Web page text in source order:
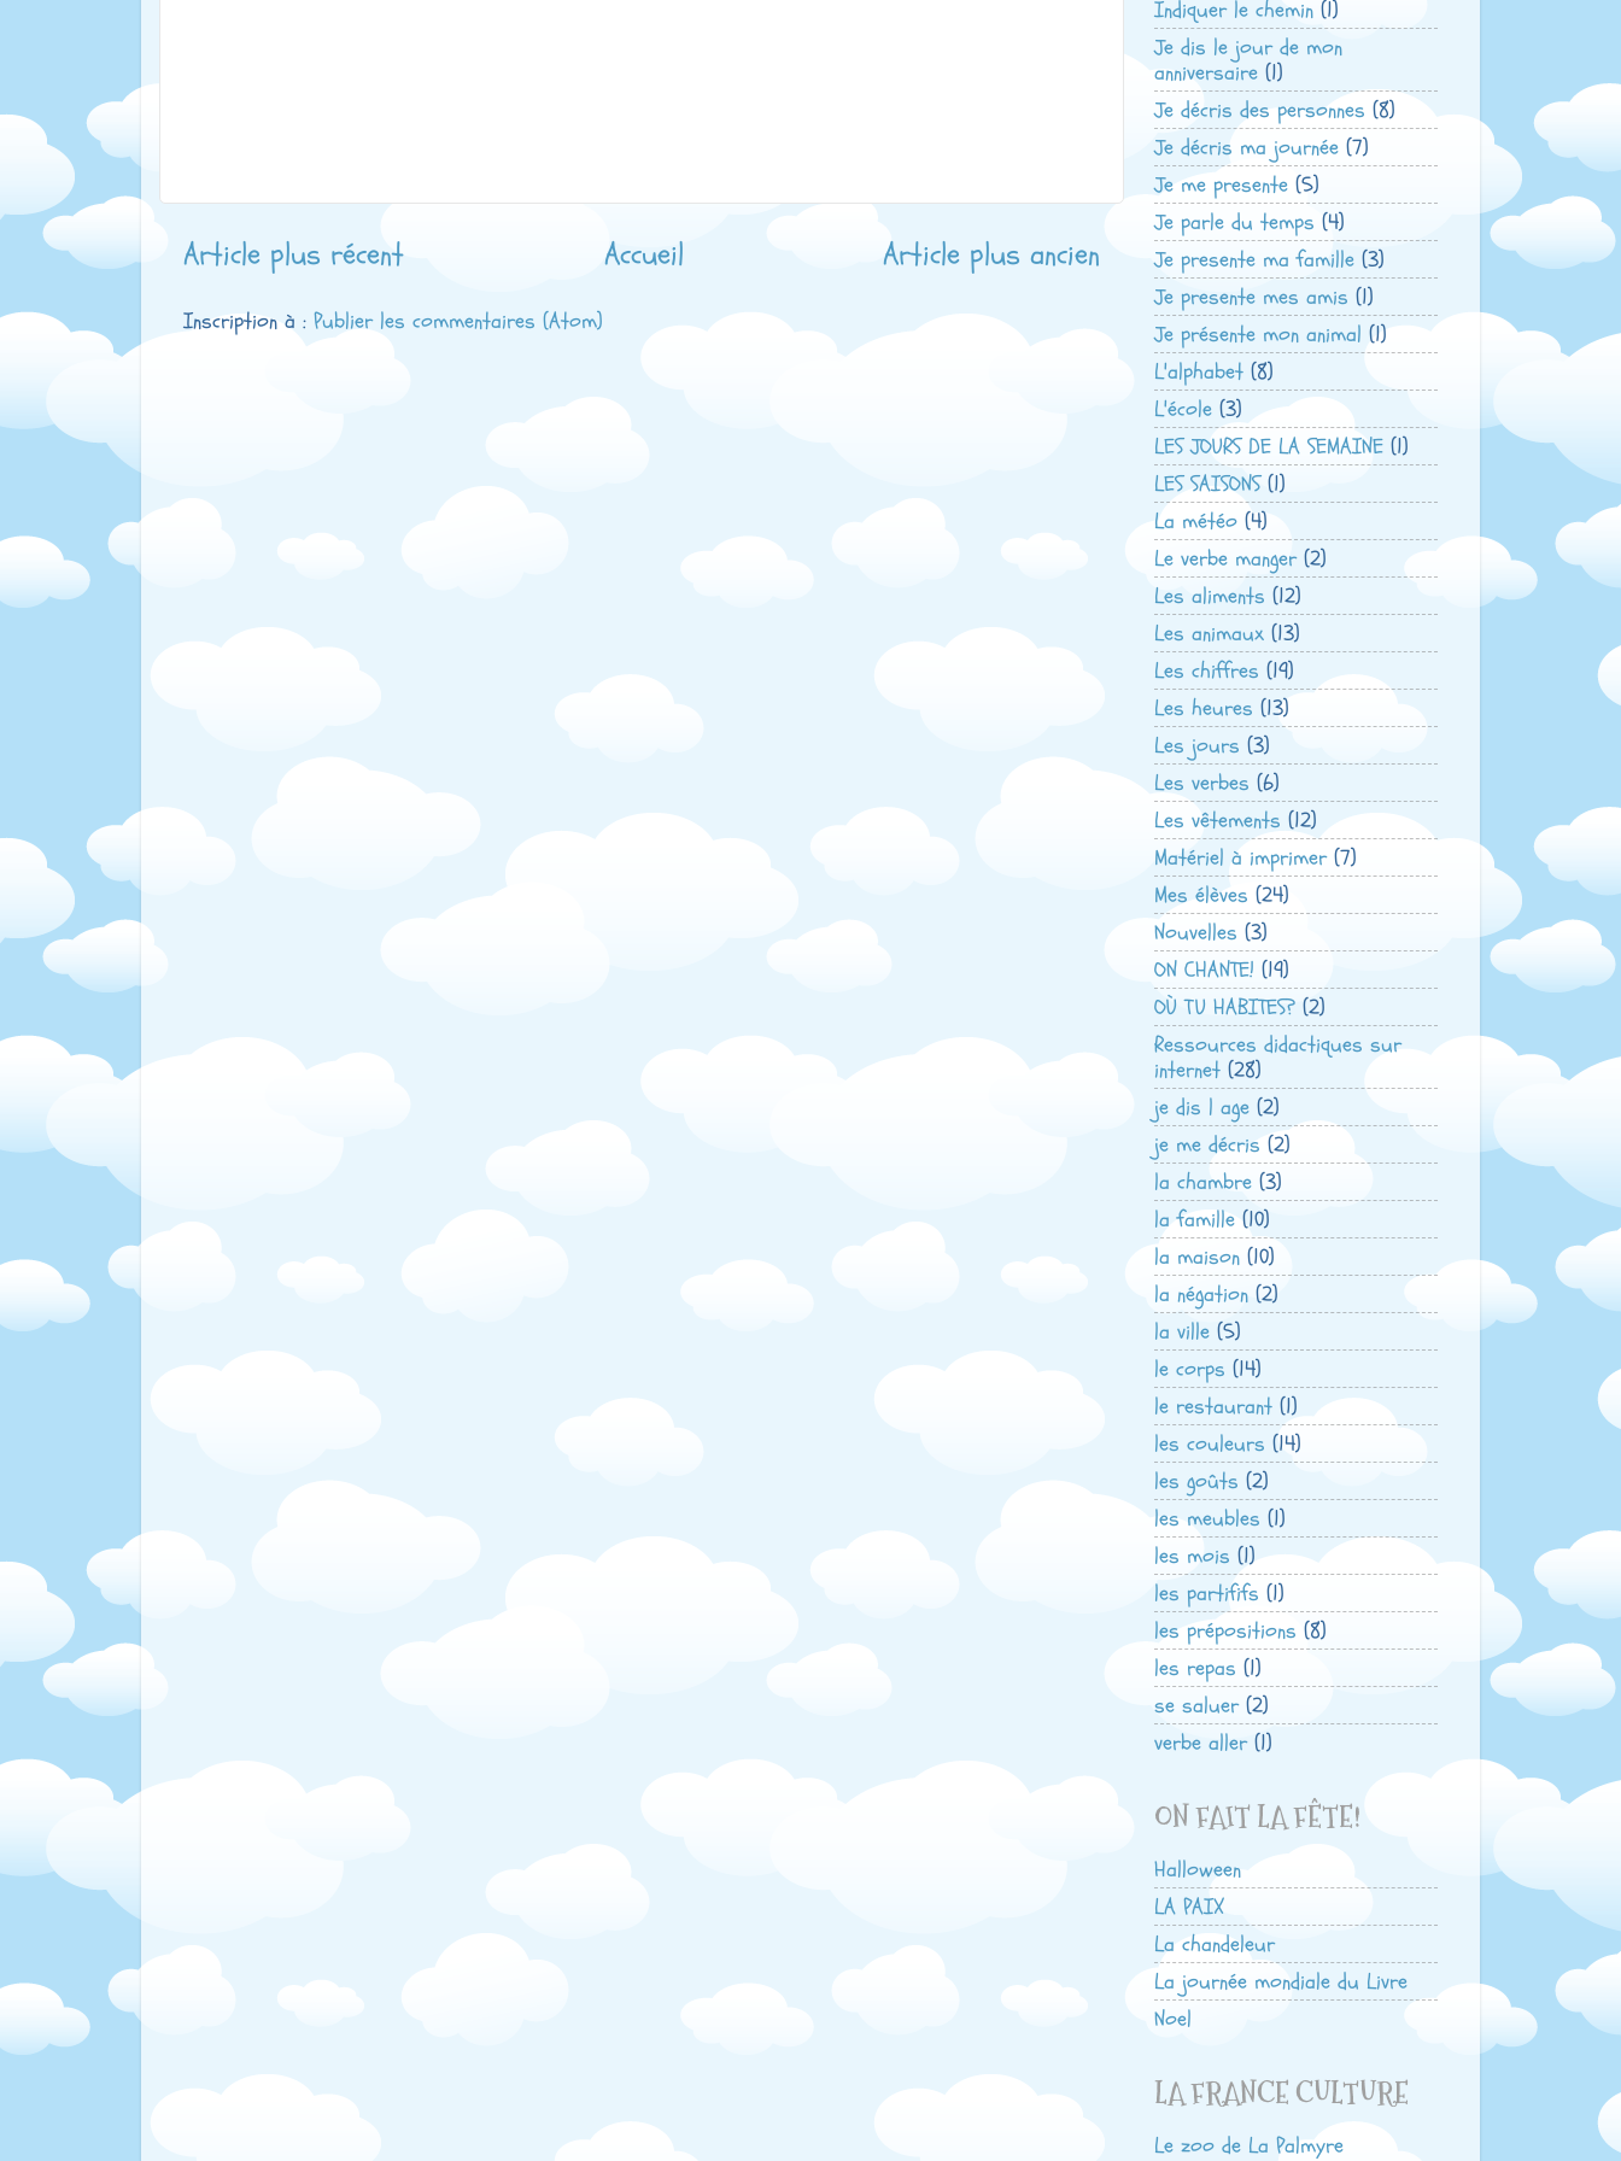
Article plus récent Article plus ancien
Accueil
Inscription à : Publier les commentaires (Atom)
Indiquer le chemin (1)
Je dis le jour de mon
anniversaire (1)
Je décris des personnes (8)
Je décris ma journée (7)
Je me presente (5)
Je parle du temps (4)
Je presente ma famille (3)
Je presente mes amis (1)
Je présente mon animal (1)
L'alphabet (8)
L'école (3)
LES JOURS DE LA SEMAINE (1)
LES SAISONS (1)
La météo (4)
Le verbe manger (2)
Les aliments (12)
Les animaux (13)
Les chiffres (19)
Les heures (13)
Les jours (3)
Les verbes (6)
Les vêtements (12)
Matériel à imprimer (7)
Mes élèves (24)
Nouvelles (3)
ON CHANTE! (19)
OÙ TU HABITES? (2)
Ressources didactiques sur
internet (28)
je dis l age (2)
je me décris (2)
la chambre (3)
la famille (10)
la maison (10)
la négation (2)
la ville (5)
le corps (14)
le restaurant (1)
les couleurs (14)
les goûts (2)
les meubles (1)
les mois (1)
les partififs (1)
les prépositions (8)
les repas (1)
se saluer (2)
verbe aller (1)
ON FAIT LA FÊTE!
Halloween
LA PAIX
La chandeleur
La journée mondiale du Livre
Noel
LA FRANCE CULTURE
Le zoo de La Palmyre